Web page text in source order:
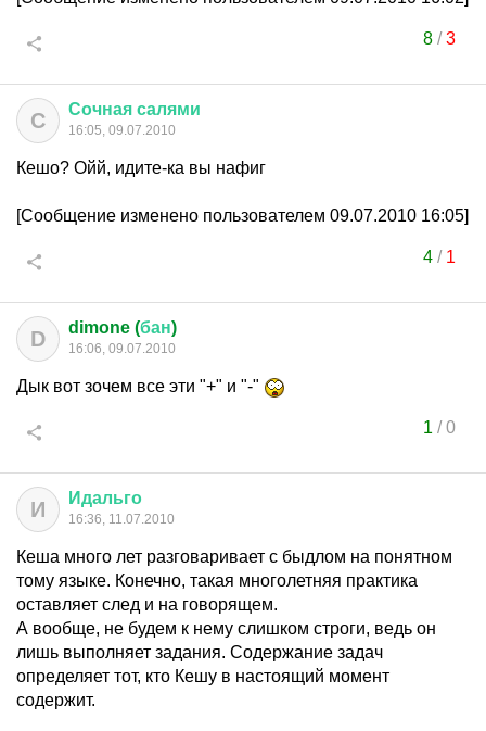
8/3
С Сочная салями
16:05, 09.07.2010
Кешо? Ойй, идите-ка вы нафиг
[Сообщение изменено пользователем 09.07.2010 16:05]
4/ 1
D dimone (бан)
16:06, 09.07.2010
Дык вот зочем все эти "+" и "-"
1 /0
И Идальго
16:36, 11.07.2010
Кеша много лет разговаривает с быдлом на понятном
тому языке. Конечно, такая многолетняя практика
оставляет след и на говорящем.
А вообще, не будем к нему слишком строги, ведь он
лишь выполняет задания. Содержание задач
определяет тот, кто Кешу в настоящий момент
содержит.